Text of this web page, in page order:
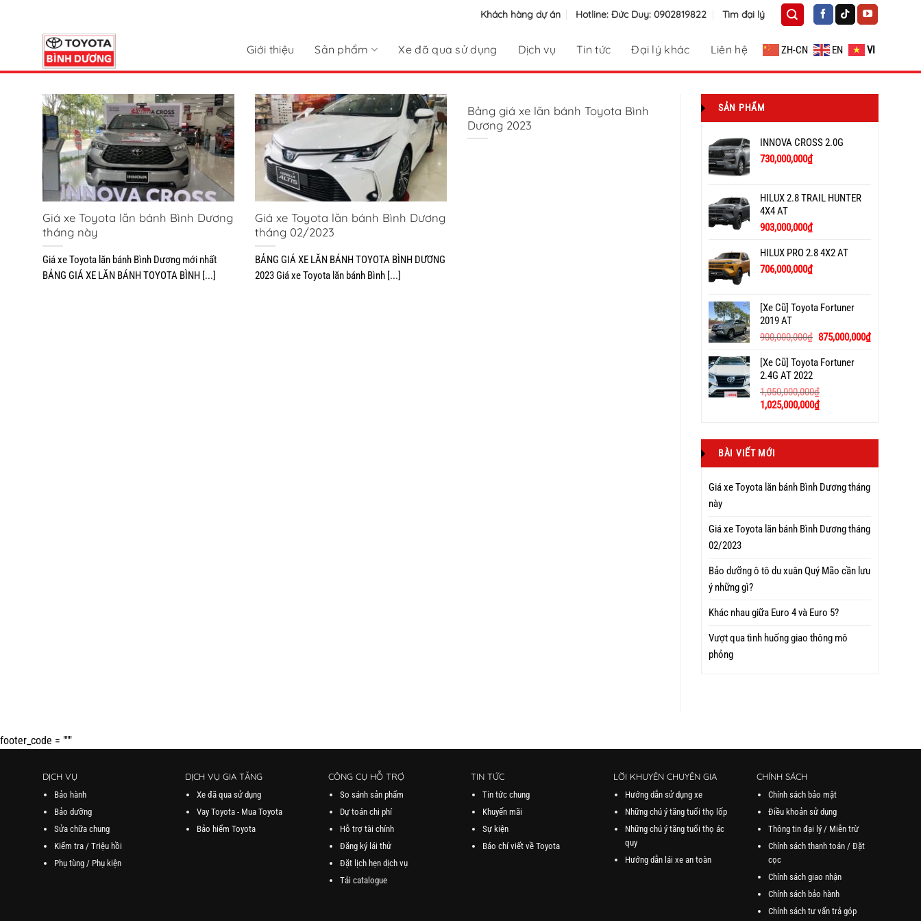
Khách hàng dự án Hotline: Đức Duy: 0902819822 Tìm đại lý
Giới thiệu Sản phẩm Xe đã qua sử dụng Dịch vụ Tin tức Đại lý khác Liên hệ ZH-CN EN VI
Giá xe Toyota lăn bánh Bình Dương
tháng này
Giá xe Toyota lăn bánh Bình Dương mới nhất
BẢNG GIÁ XE LĂN BÁNH TOYOTA BÌNH [...]
Giá xe Toyota lăn bánh Bình Dương
tháng 02/2023
BẢNG GIÁ XE LĂN BÁNH TOYOTA BÌNH DƯƠNG
2023 Giá xe Toyota lăn bánh Bình [...]
Bảng giá xe lăn bánh Toyota Bình
Dương 2023
SẢN PHẨM
INNOVA CROSS 2.0G
730,000,000₫
HILUX 2.8 TRAIL HUNTER
4X4 AT
903,000,000₫
HILUX PRO 2.8 4X2 AT
706,000,000₫
[Xe Cũ] Toyota Fortuner
2019 AT
900,000,000₫ 875,000,000₫
[Xe Cũ] Toyota Fortuner
2.4G AT 2022
1,050,000,000₫
1,025,000,000₫
BÀI VIẾT MỚI
Giá xe Toyota lăn bánh Bình Dương tháng
này
Giá xe Toyota lăn bánh Bình Dương tháng
02/2023
Bảo dưỡng ô tô du xuân Quý Mão cần lưu
ý những gì?
Khác nhau giữa Euro 4 và Euro 5?
Vượt qua tình huống giao thông mô
phỏng
footer_code = """
DỊCH VỤ
Bảo hành
Bảo dưỡng
Sửa chữa chung
Kiểm tra / Triệu hồi
Phụ tùng / Phụ kiện
DỊCH VỤ GIA TĂNG
Xe đã qua sử dụng
Vay Toyota - Mua Toyota
Bảo hiểm Toyota
CÔNG CỤ HỖ TRỢ
So sánh sản phẩm
Dự toán chi phí
Hỗ trợ tài chính
Đăng ký lái thử
Đặt lịch hẹn dịch vụ
Tải catalogue
TIN TỨC
Tin tức chung
Khuyến mãi
Sự kiện
Báo chí viết về Toyota
LỜI KHUYÊN CHUYÊN GIA
Hướng dẫn sử dụng xe
Những chú ý tăng tuổi thọ lốp
Những chú ý tăng tuổi thọ ác
quy
Hướng dẫn lái xe an toàn
CHÍNH SÁCH
Chính sách bảo mật
Điều khoản sử dụng
Thông tin đại lý / Miễn trừ
Chính sách thanh toán / Đặt
cọc
Chính sách giao nhận
Chính sách bảo hành
Chính sách tư vấn trả góp